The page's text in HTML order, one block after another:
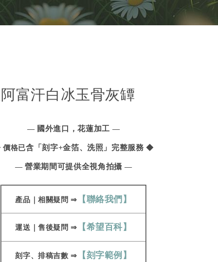
富汗白冰玉骨灰罈
— 國外進口，花蓮加工 —
格已含「刻字+金箔、洗照」完整服務 ◆
— 營業期間可提供全視角拍攝 —
產品 ｜相關疑問 ⇒ 【聯絡我們】
運送 ｜售後疑問 ⇒ 【希望百科】
刻字、​​​​​排稿吉數 ⇒ 【刻字範例】